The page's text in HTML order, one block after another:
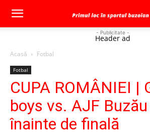
- Publicitate -
Header ad
Acasă Fotbal
Fotbal
CUPA ROMÂNIEI |
boys vs. AJF
înainte de finală